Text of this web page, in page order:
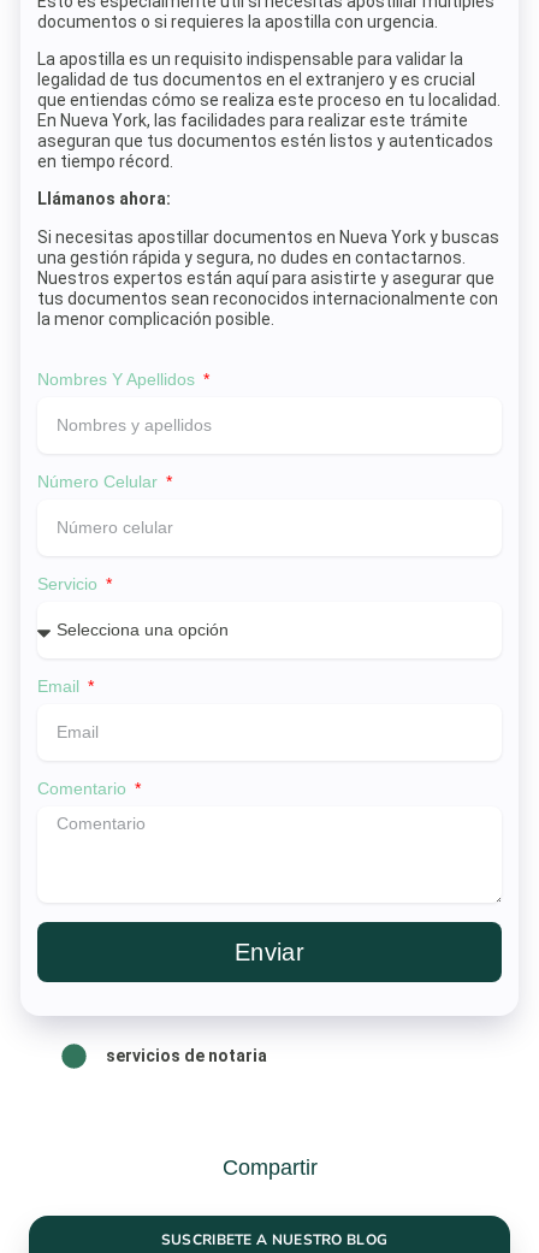
documentos o si requieres la apostilla con urgencia.
La apostilla es un requisito indispensable para validar la
legalidad de tus documentos en el extranjero y es crucial
que entiendas cómo se realiza este proceso en tu localidad.
En Nueva York, las facilidades para realizar este trámite
aseguran que tus documentos estén listos y autenticados
en tiempo récord.
Llámanos ahora:
Si necesitas apostillar documentos en Nueva York y buscas
una gestión rápida y segura, no dudes en contactarnos.
Nuestros expertos están aquí para asistirte y asegurar que
tus documentos sean reconocidos internacionalmente con
la menor complicación posible.
Nombres Y Apellidos
Número Celular
Servicio
Email
Comentario
Enviar
servicios de notaria
Compartir
SUSCRIBETE A NUESTRO BLOG